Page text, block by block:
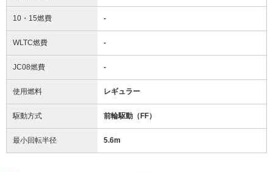
10・15燃費 -
WLTC燃費 -
JC08燃費 -
使用燃料 レギュラー
駆動方式 前輪駆動（FF）
最小回転半径 5.6m